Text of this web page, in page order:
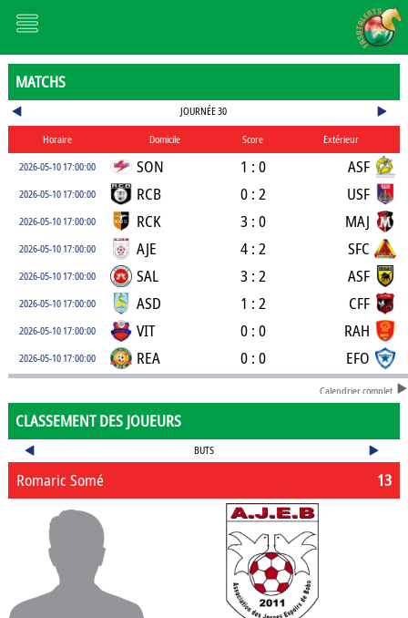
MATCHS
JOURNÉE 30
Horaire Domicile Score
Extérieur
2026-05-10 17:00:00
SON 1 : 0 ASF
2026-05-10 17:00:00 RCB 0 : 2 USF
2026-05-10 17:00:00 RCK 3 : 0 MAJ
2026-05-10 17:00:00 AJE 4 : 2 SFC
2026-05-10 17:00:00 SAL 3 : 2 ASF
2026-05-10 17:00:00 ASD 1 : 2 CFF
2026-05-10 17:00:00 VIT 0 : 0 RAH
2026-05-10 17:00:00 REA 0 : 0 EFO
Calendrier complet
CLASSEMENT DES JOUEURS
BUTS
13
Romaric Somé